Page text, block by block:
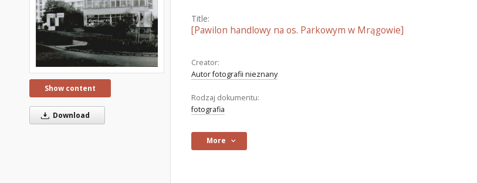
Show content
Download
Title:
[Pawilon handlowy na os. Parkowym w Mrągowie]
Creator:
Autor fotografii nieznany
Rodzaj dokumentu:
fotografia
More